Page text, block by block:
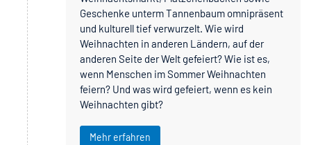
Geschenke unterm Tannenbaum omnipräsent
und kulturell tief verwurzelt. Wie wird
Weihnachten in anderen Ländern, auf der
anderen Seite der Welt gefeiert? Wie ist es,
wenn Menschen im Sommer Weihnachten
feiern? Und was wird gefeiert, wenn es kein
Weihnachten gibt?
Mehr erfahren